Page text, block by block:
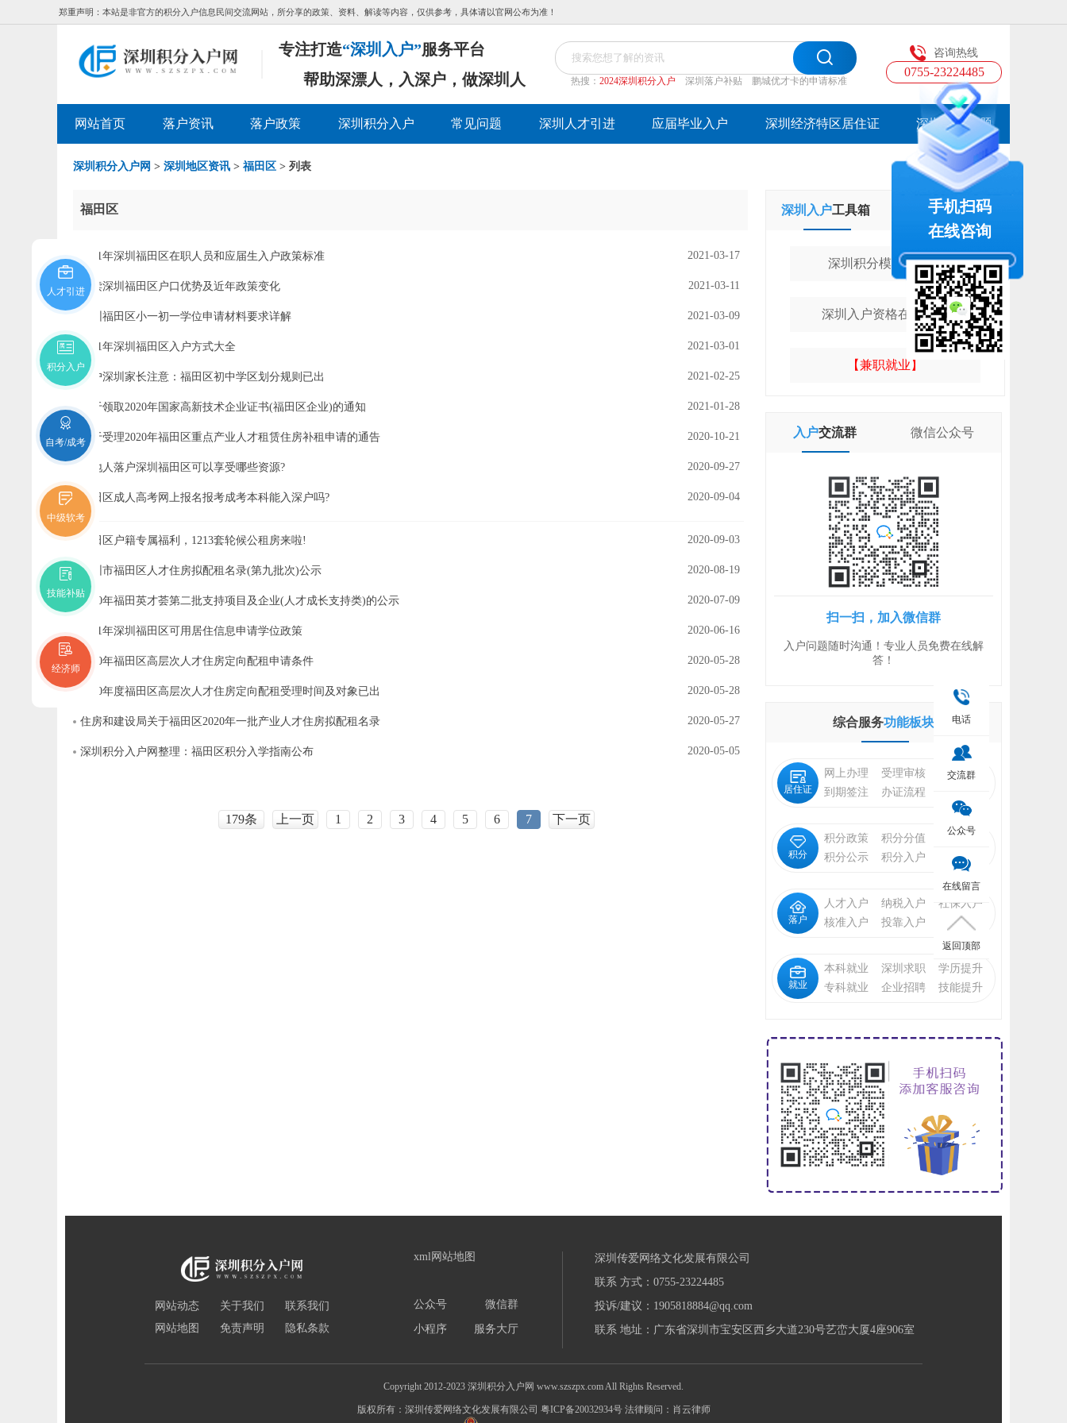
郑重声明：本站是非官方的积分入户信息民间交流网站，所分享的政策、资料、解读等内容，仅供参考，具体请以官网公布为准！
专注打造“深圳入户”服务平台
帮助深漂人，入深户，做深圳人
热搜： 2024深圳积分入户 深圳落户补贴 鹏城优才卡的申请标准
咨询热线
0755-23224485
网站首页 落户资讯 落户政策 深圳积分入户 常见问题 深圳人才引进 应届毕业入户 深圳经济特区居住证 深圳入户专题
深圳积分入户网 > 深圳地区资讯 > 福田区 > 列表
福田区
2021年深圳福田区在职人员和应届生入户政策标准 2021-03-17
解读深圳福田区户口优势及近年政策变化 2021-03-11
深圳福田区小一初一学位申请材料要求详解 2021-03-09
2021年深圳福田区入户方式大全 2021-03-01
入户深圳家长注意：福田区初中学区划分规则已出 2021-02-25
关于领取2020年国家高新技术企业证书(福田区企业)的通知 2021-01-28
关于受理2020年福田区重点产业人才租赁住房补租申请的通告 2020-10-21
外地人落户深圳福田区可以享受哪些资源? 2020-09-27
福田区成人高考网上报名报考成考本科能入深户吗? 2020-09-04
福田区户籍专属福利，1213套轮候公租房来啦! 2020-09-03
深圳市福田区人才住房拟配租名录(第九批次)公示 2020-08-19
2020年福田英才荟第二批支持项目及企业(人才成长支持类)的公示 2020-07-09
2021年深圳福田区可用居住信息申请学位政策 2020-06-16
2020年福田区高层次人才住房定向配租申请条件 2020-05-28
2020年度福田区高层次人才住房定向配租受理时间及对象已出 2020-05-28
住房和建设局关于福田区2020年一批产业人才住房拟配租名录 2020-05-27
深圳积分入户网整理：福田区积分入学指南公布 2020-05-05
179条 上一页 1 2 3 4 5 6 7 下一页
深圳入户工具箱 学历提升工具箱
深圳积分模拟计算器
深圳入户资格在线测评
【兼职就业】
入户交流群 微信公众号
扫一扫，加入微信群
入户问题随时沟通！专业人员免费在线解
答！
综合服务功能板块
居住证
网上办理 受理审核
状态查询
到期签注
办证流程
积分
积分政策 积分分值
积分申请
积分公示
积分入户 入户指标
落户
人才入户 纳税入户
社保入户
核准入户
投靠入户 招工调干
就业
本科就业 深圳求职
学历提升
专科就业
企业招聘 技能提升
网站动态 关于我们
联系我们
网站地图
免责声明 隐私条款
xml网站地图
公众号 微信群
小程序 服务大厅
深圳传爱网络文化发展有限公司
联系 方式：0755-23224485
投诉/建议：1905818884@qq.com
联系 地址：广东省深圳市宝安区西乡大道230号艺峦大厦4座906室
Copyright 2012-2023 深圳积分入户网 www.szszpx.com All Rights Reserved.
版权所有：深圳传爱网络文化发展有限公司 粤ICP备20032934号法律顾问：肖云律师
人才引进
积分入户
自考/成考
中级软考
技能补贴
经济师
手机扫码
在线咨询
电话
交流群
公众号
在线留言
返回顶部